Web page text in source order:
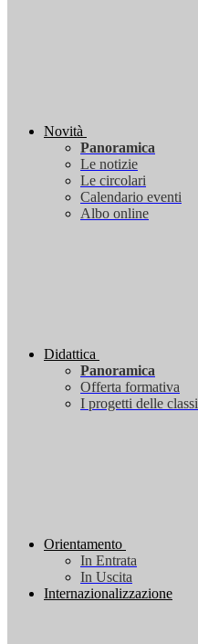
Novità
Panoramica
Le notizie
Le circolari
Calendario eventi
Albo online
Didattica
Panoramica
Offerta formativa
I progetti delle classi
Orientamento
In Entrata
In Uscita
Internazionalizzazione